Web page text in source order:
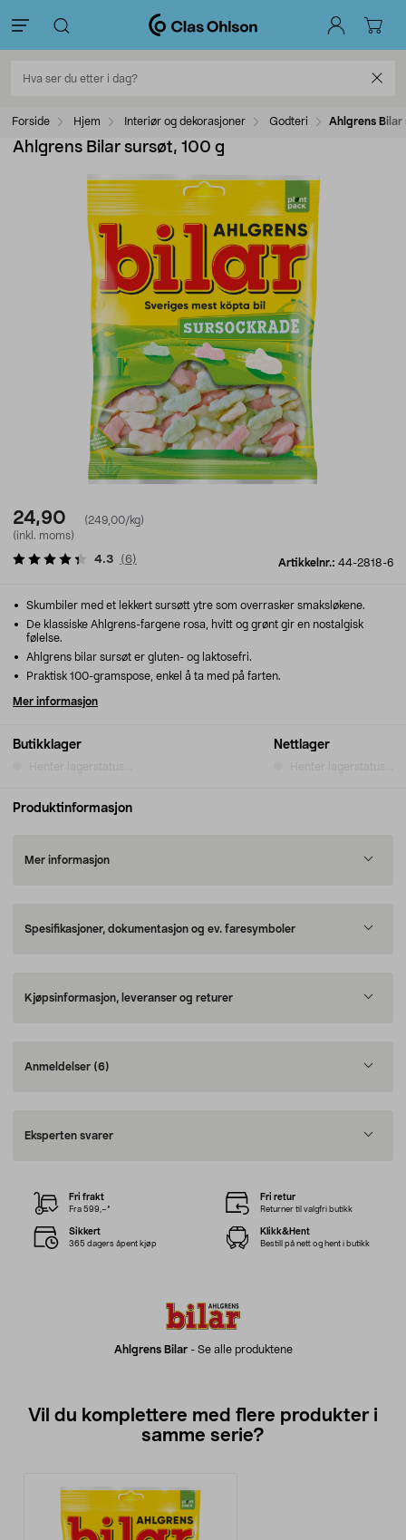
Forside Hjem Interiør og dekorasjoner Godteri Ahlgrens Bilar
Ahlgrens Bilar sursøt, 100 g
24,90
(249,00/kg)
(inkl. moms)
Artikkelnr.: 44-2818-6
4.3 (6)
Butikklager Nettlager
Skumbiler med et lekkert sursøtt ytre som overrasker smaksløkene.
De klassiske Ahlgrens-fargene rosa, hvitt og grønt gir en nostalgisk
følelse.
Ahlgrens bilar sursøt er gluten- og laktosefri.
Praktisk 100-gramspose, enkel å ta med på farten.
Mer informasjon
Produktinformasjon
Mer informasjon
Spesifikasjoner, dokumentasjon og ev. faresymboler
Kjøpsinformasjon, leveranser og returer
Anmeldelser (6)
Eksperten svarer
Ahlgrens Bilar- Se alle produktene
Fri frakt
Fra 599,–*
Fri retur
Returner til valgfri butikk
Sikkert
365 dagers åpent kjøp
Klikk&Hent
Bestill på nett og hent i butikk
Vil du komplettere med flere produkter i
samme serie?